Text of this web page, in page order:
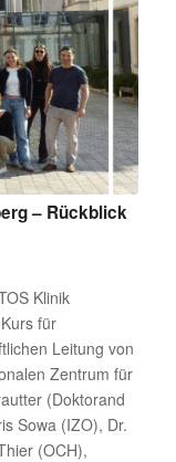
– Rückblick
Klinik
für
Leitung von
Zentrum für
(Doktorand
Sowa (IZO), Dr.
(OCH),